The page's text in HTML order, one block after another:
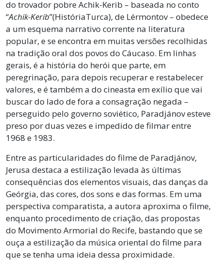
do trovador pobre Achik-Kerib – baseada no conto
“Achik-Kerib”(HistóriaTurca), de Lérmontov – obedece
a um esquema narrativo corrente na literatura
popular, e se encontra em muitas versões recolhidas
na tradição oral dos povos do Cáucaso. Em linhas
gerais, é a história do herói que parte, em
peregrinação, para depois recuperar e restabelecer
valores, e é também a do cineasta em exílio que vai
buscar do lado de fora a consagração negada –
perseguido pelo governo soviético, Paradjánov esteve
preso por duas vezes e impedido de filmar entre
1968 e 1983.
Entre as particularidades do filme de Paradjánov,
Jerusa destaca a estilização levada às últimas
consequências dos elementos visuais, das danças da
Geórgia, das cores, dos sons e das formas. Em uma
perspectiva comparatista, a autora aproxima o filme,
enquanto procedimento de criação, das propostas
do Movimento Armorial do Recife, bastando que se
ouça a estilização da música oriental do filme para
que se tenha uma ideia dessa proximidade.